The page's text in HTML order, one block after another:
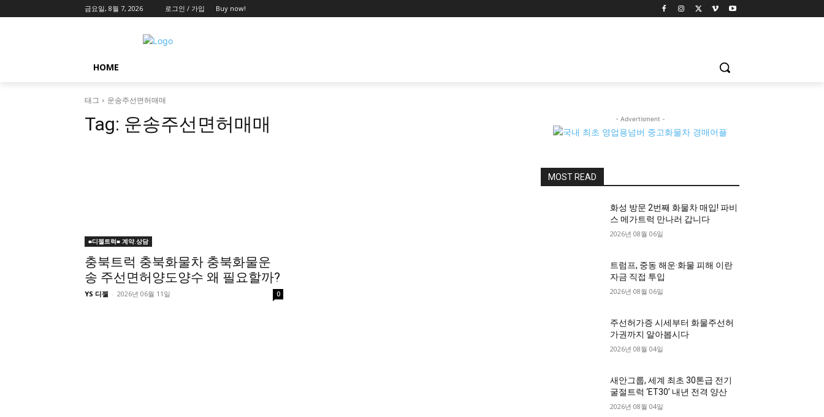
금요일, 8월 7, 2026 로그인 / 가입 Buy now!
HOME
태그 운송주선면허매매
Tag: 운송주선면허매매
■디젤트럭■ 계약.상담
충북트럭 충북화물차 충북화물운
송 주선면허양도양수 왜 필요할까?
YS 디젤 - 2026년 06월 11일 0
- Advertisment -
MOST READ
화성 방문 2번째 화물차 매입! 파비
스 메가트럭 만나러 갑니다
2026년 08월 06일
트럼프, 중동 해운·화물 피해 이란
자금 직접 투입
2026년 08월 06일
주선허가증 시세부터 화물주선허
가권까지 알아봅시다
2026년 08월 04일
새안그룹, 세계 최초 30톤급 전기
굴절트럭 ‘ET30’ 내년 전격 양산
2026년 08월 04일